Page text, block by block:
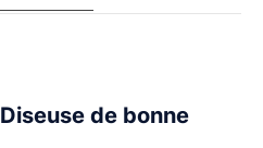
Diseuse de bonne